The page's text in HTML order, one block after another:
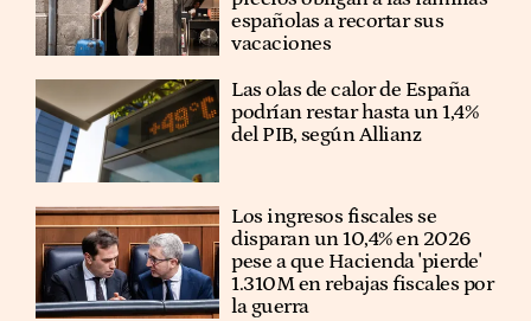
españolas a recortar sus
vacaciones
Las olas de calor de España
podrían restar hasta un 1,4%
del PIB, según Allianz
Los ingresos fiscales se
disparan un 10,4% en 2026
pese a que Hacienda 'pierde'
1.310M en rebajas fiscales por
la guerra